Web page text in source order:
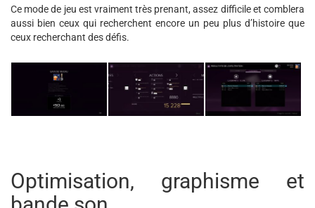
Ce mode de jeu est vraiment très prenant, assez difficile et comblera
aussi bien ceux qui recherchent encore un peu plus d’histoire que
ceux recherchant des défis.
Optimisation, graphisme et